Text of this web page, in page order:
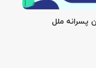
پسرانه ملل